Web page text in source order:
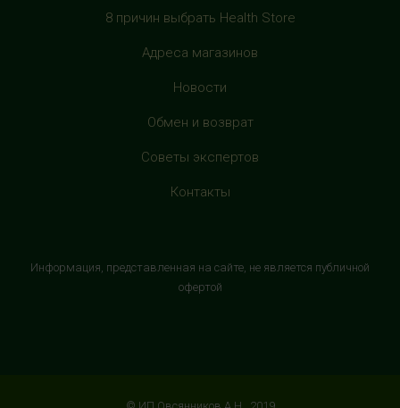
магазином "М.Видео"
г. Домодедово, Каширское шоссе, 3А, второй этаж, рядом
с кинотеатром "Матрица"
8 причин выбрать Health Store
Адреса магазинов
Новости
Обмен и возврат
Советы экспертов
Контакты
Информация, представленная на сайте, не является публичной
офертой